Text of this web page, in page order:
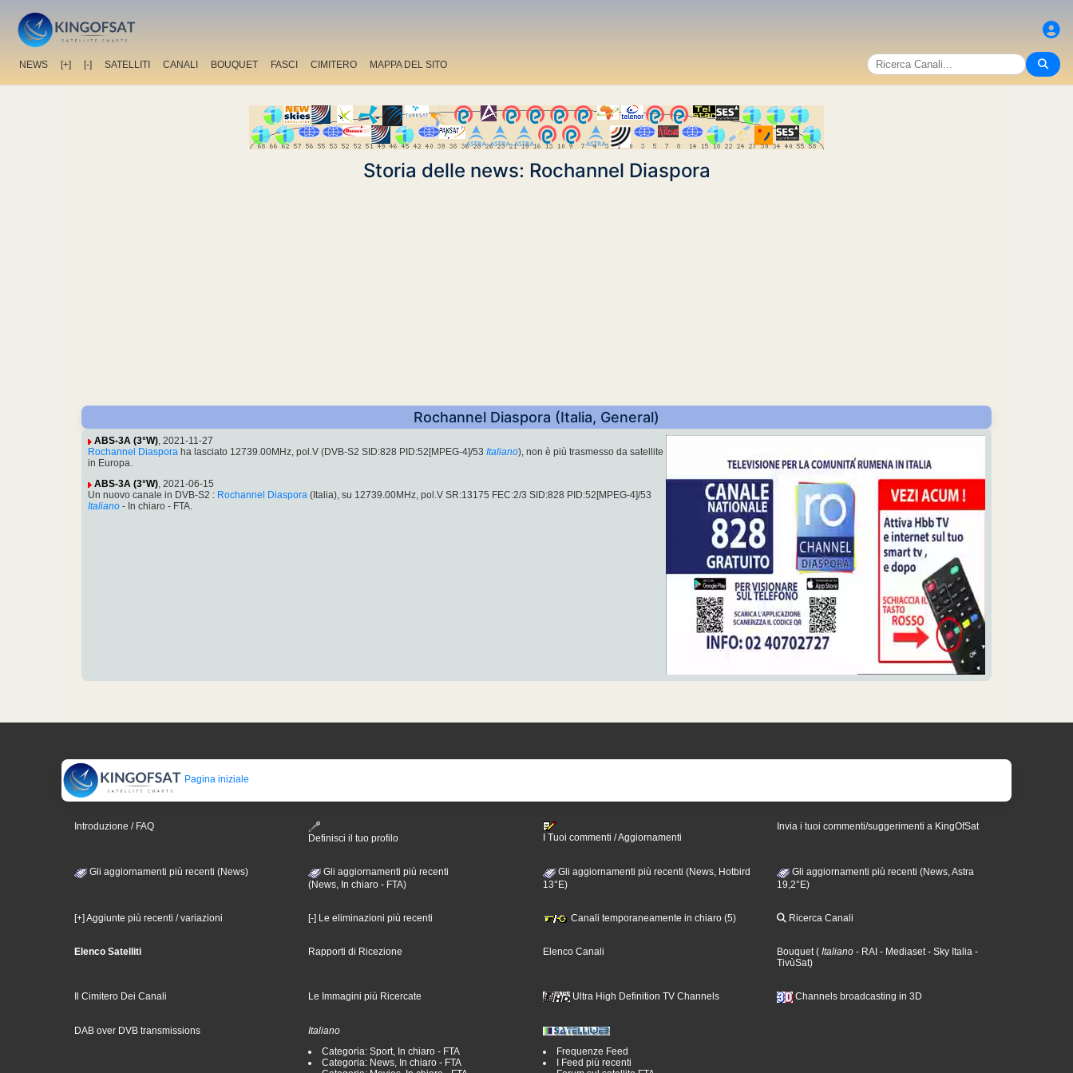
NEWS [+] [-] SATELLITI CANALI BOUQUET FASCI CIMITERO MAPPA DEL SITO
Storia delle news: Rochannel Diaspora
Rochannel Diaspora (Italia, General)
ABS-3A (3°W), 2021-11-27
Rochannel Diaspora ha lasciato 12739.00MHz, pol.V (DVB-S2 SID:828 PID:52[MPEG-4]/53 Italiano), non è più trasmesso da satellite
in Europa.
ABS-3A (3°W), 2021-06-15
Un nuovo canale in DVB-S2 : Rochannel Diaspora (Italia), su 12739.00MHz, pol.V SR:13175 FEC:2/3 SID:828 PID:52[MPEG-4]/53
Italiano - In chiaro - FTA.
Pagina iniziale
Introduzione / FAQ
Definisci il tuo profilo
I Tuoi commenti / Aggiornamenti
Invia i tuoi commenti/suggerimenti a KingOfSat
Gli aggiornamenti più recenti (News)
Gli aggiornamenti più recenti
(News, In chiaro - FTA)
Gli aggiornamenti più recenti (News, Hotbird
13°E)
Gli aggiornamenti più recenti (News, Astra
19,2°E)
[+] Aggiunte più recenti / variazioni [-] Le eliminazioni più recenti Canali temporaneamente in chiaro (5) Ricerca Canali
Elenco Satelliti Rapporti di Ricezione Elenco Canali Bouquet( Italiano - RAI - Mediaset- Sky Italia -
TivùSat)
Il Cimitero Dei Canali Le Immagini più Ricercate Ultra High Definition TV Channels Channels broadcasting in 3D
DAB over DVB transmissions
Italiano
Categoria: Sport, In chiaro - FTA
Categoria: News, In chiaro - FTA
Frequenze Feed
I Feed più recenti